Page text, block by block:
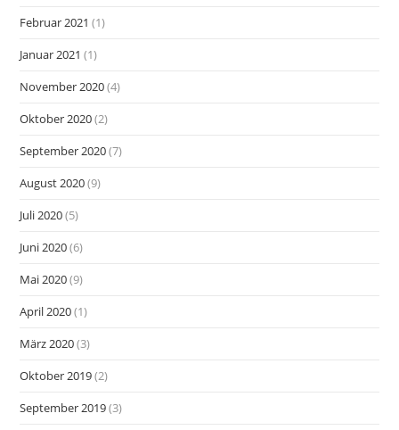
Februar 2021 (1)
Januar 2021 (1)
November 2020(4)
Oktober 2020(2)
September 2020(7)
August 2020(9)
Juli 2020(5)
Juni 2020(6)
Mai 2020(9)
April 2020(1)
März 2020(3)
Oktober 2019(2)
September 2019(3)